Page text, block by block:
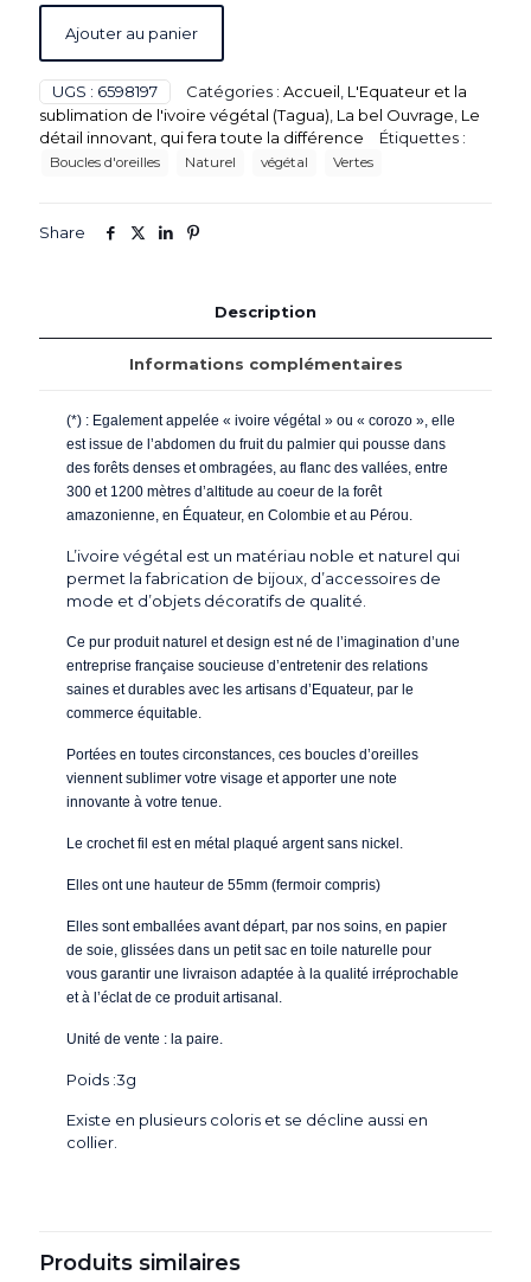
Ajouter au panier
UGS : 6598197 Catégories : Accueil L'Equateur et la
sublimation de l'ivoire végétal (Tagua) La bel Ouvrage Le
détail innovant, qui fera toute la différence
Étiquettes :
Boucles d'oreilles Naturel végétal Vertes
Share
Description
Informations complémentaires
(*) : Egalement appelée « ivoire végétal » ou « corozo », elle
est issue de l’abdomen du fruit du palmier qui pousse dans
des forêts denses et ombragées, au flanc des vallées, entre
300 et 1200 mètres d’altitude au coeur de la forêt
amazonienne, en Équateur, en Colombie et au Pérou.
L’ivoire végétal est un matériau noble et naturel qui
permet la fabrication de bijoux, d’accessoires de
mode et d’objets décoratifs de qualité.
Ce pur produit naturel et design est né de l’imagination d’une
entreprise française soucieuse d’entretenir des relations
saines et durables avec les artisans d’Equateur, par le
commerce équitable.
Portées en toutes circonstances, ces boucles d’oreilles
viennent sublimer votre visage et apporter une note
innovante à votre tenue.
Le crochet fil est en métal plaqué argent sans nickel.
Elles ont une hauteur de 55mm (fermoir compris)
Elles sont emballées avant départ, par nos soins, en papier
de soie, glissées dans un petit sac en toile naturelle pour
vous garantir une livraison adaptée à la qualité irréprochable
et à l’éclat de ce produit artisanal.
Unité de vente : la paire.
Poids :3g
Existe en plusieurs coloris et se décline aussi en
collier.
Produits similaires